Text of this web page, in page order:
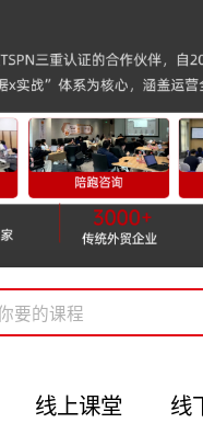
线上课堂 线